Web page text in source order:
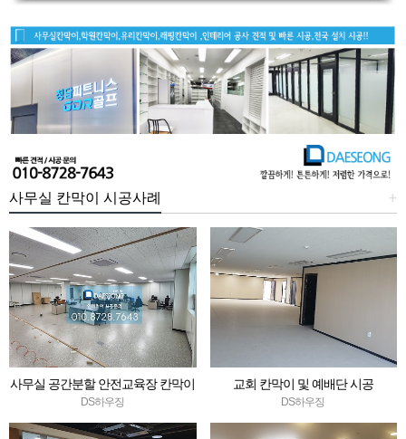
+
사무실 칸막이 시공사례
사무실 공간분할 안전교육장 칸막이
시공 및 음향장치와 스크린,암막블
라인드 설치
DS하우징
교회 칸막이 및 예배단 시공
DS하우징